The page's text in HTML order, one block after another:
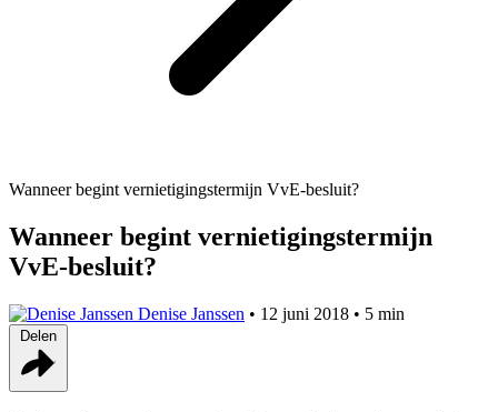
Wanneer begint vernietigingstermijn VvE-besluit?
Wanneer begint vernietigingstermijn
VvE-besluit?
Denise Janssen • 12 juni 2018 • 5 min